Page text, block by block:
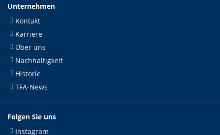
Unternehmen
Kontakt
Karriere
Über uns
Nachhaltigkeit
Historie
TFA-News
Folgen Sie uns
Instagram